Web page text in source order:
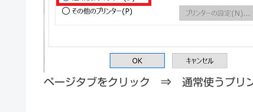
ページタブをクリック ⇒ 通常使うプリ